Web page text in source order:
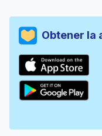
Obtener la